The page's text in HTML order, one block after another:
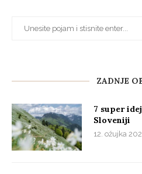
ZADNJE
7 super
Sloveniji
12. ožujka